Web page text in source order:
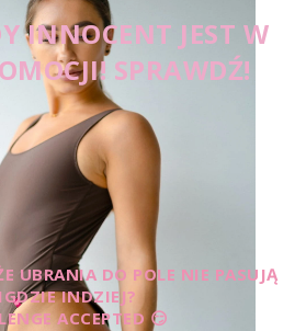
INNOCENT JEST W
SPRAWDŹ!
UBRANIA DO POLE NIE PASUJĄ
INDZIEJ?
ACCEPTED 😏